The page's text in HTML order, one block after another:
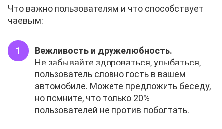
Что важно пользователям и что способствует
чаевым:
Вежливость и дружелюбность.
Не забывайте здороваться, улыбаться,
пользователь словно гость в вашем
автомобиле. Можете предложить беседу,
но помните, что только 20%
пользователей не против поболтать.